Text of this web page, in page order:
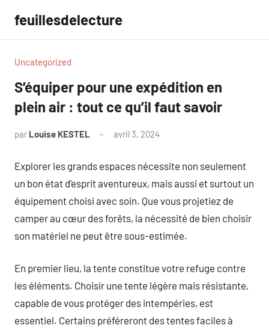
contenu
feuillesdelecture
Uncategorized
S’équiper pour une expédition en
plein air : tout ce qu’il faut savoir
par Louise KESTEL avril 3, 2024
Explorer les grands espaces nécessite non seulement
un bon état d’esprit aventureux, mais aussi et surtout un
équipement choisi avec soin. Que vous projetiez de
camper au cœur des forêts, la nécessité de bien choisir
son matériel ne peut être sous-estimée.
En premier lieu, la tente constitue votre refuge contre
les éléments. Choisir une tente légère mais résistante,
capable de vous protéger des intempéries, est
essentiel. Certains préféreront des tentes faciles à